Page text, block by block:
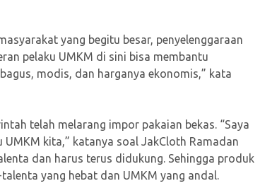
yang begitu besar, penyelenggaraan
pelaku UMKM di sini bisa membantu
modis, dan harganya ekonomis,” kata
telah melarang impor pakaian bekas. “Saya
kita,” katanya soal JakCloth Ramadan
dan harus terus didukung. Sehingga produk
yang hebat dan UMKM yang andal.